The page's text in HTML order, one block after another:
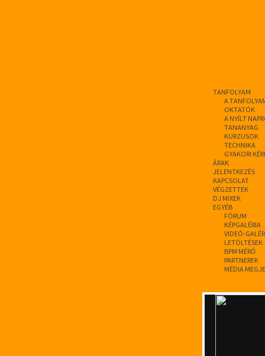
TANFOLYAM
A
OKTATÓK
A NYÍLT
TANANYAG
KURZUSOK
TECHNIKA
GYAKORI
ÁRAK
JELENTKEZÉS
KAPCSOLAT
VÉGZETTEK
DJ MIXEK
EGYÉB
FÓRUM
KÉPGALÉRIA
VIDEÓ-
LETÖLTÉSEK
BPM MÉRŐ
PARTNEREK
MÉDIA